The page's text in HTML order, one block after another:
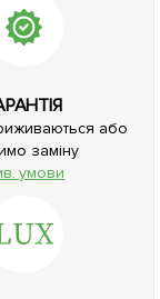
або
заміну
умови